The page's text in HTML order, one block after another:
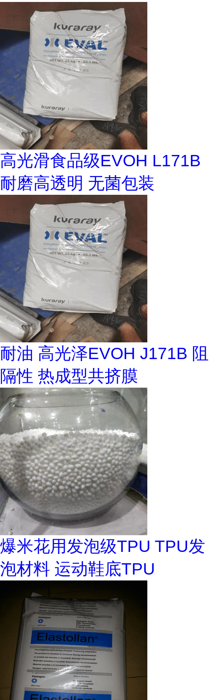
高光滑食品级EVOH L171B
耐磨高透明 无菌包装
耐油 高光泽EVOH J171B 阻
隔性 热成型共挤膜
爆米花用发泡级TPU TPU发
泡材料 运动鞋底TPU